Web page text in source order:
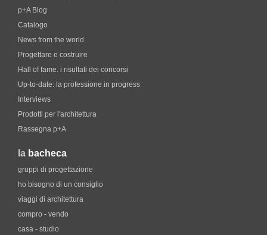
p+A Blog
Catalogo
News from the world
Progettare e costruire
Hall of fame. i risultati dei concorsi
Up-to-date: la professione in progress
Interviews
Prodotti per l'architettura
Rassegna p+A
la bacheca
gruppi di progettazione
ho bisogno di un consiglio
viaggi di architettura
compro - vendo
casa - studio